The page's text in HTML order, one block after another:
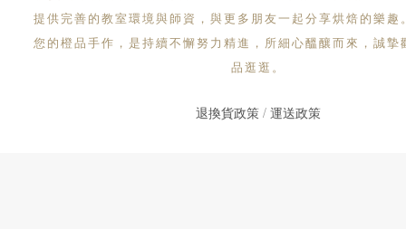
提供完善的教室環境與師資，與更多朋友一起分享烘焙的樂趣
您的橙品手作，是持續不懈努力精進，所細心醞釀而來，誠摯
品逛逛。
退換貨政策/ 運送政策